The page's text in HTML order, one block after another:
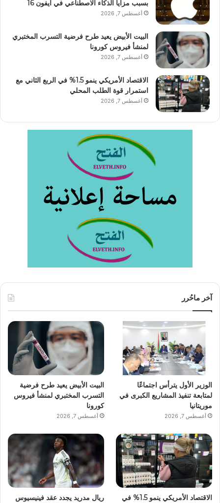
بسبب مزايا الذكاء الاصطناعي في آيفون 16
أغسطس 7, 2026
البيت الأبيض يعيد طرح فرضية التسرب المختبري
لمنشأ فيروس كورونا
أغسطس 7, 2026
الاقتصاد الأمريكي ينمو 1.5% في الربع الثاني مع
استمرار قوة الطلب المحلي
أغسطس 7, 2026
آخر ماحُرر
الوزير الأول يترأس اجتماعًا
لمتابعة تنفيذ المشاريع الكبرى في
موريتانيا
أغسطس 7, 2026
البيت الأبيض يعيد طرح فرضية
التسرب المختبري لمنشأ فيروس
كورونا
أغسطس 7, 2026
الاقتصاد الأمريكي ينمو 1.5% في
ريال مدريد يجدد عقد فينيسيوس